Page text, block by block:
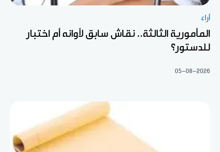
آراء
المأمورية الثالثة.. نقاش سابق لأوانه أم اختبار
للدستور؟
05-08-2026